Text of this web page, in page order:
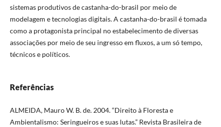
sistemas produtivos de castanha-do-brasil por meio de
modelagem e tecnologias digitais. A castanha-do-brasil é tomada
como a protagonista principal no estabelecimento de diversas
associações por meio de seu ingresso em fluxos, a um só tempo,
técnicos e políticos.
Referências
ALMEIDA, Mauro W. B. de. 2004. “Direito à Floresta e
Ambientalismo: Seringueiros e suas lutas.” Revista Brasileira de